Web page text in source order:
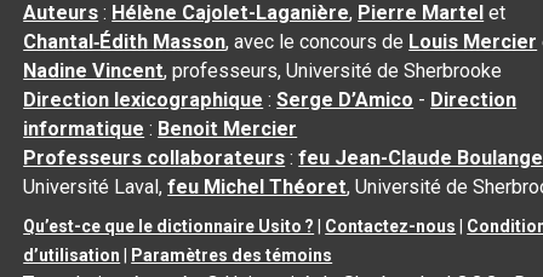
Auteurs : Hélène Cajolet-Laganière, Pierre Martel et
Chantal‑Édith Masson, avec le concours de Louis Mercier
Nadine Vincent, professeurs, Université de Sherbrooke
Direction lexicographique :Serge D’Amico - Direction
informatique : Benoit Mercier
Professeurs collaborateurs :feu Jean-Claude
Université Laval,feu Michel Théoret, Université de
Qu’est-ce que le dictionnaire Usito ? Contactez-nous
d’utilisation
Paramètres des témoins